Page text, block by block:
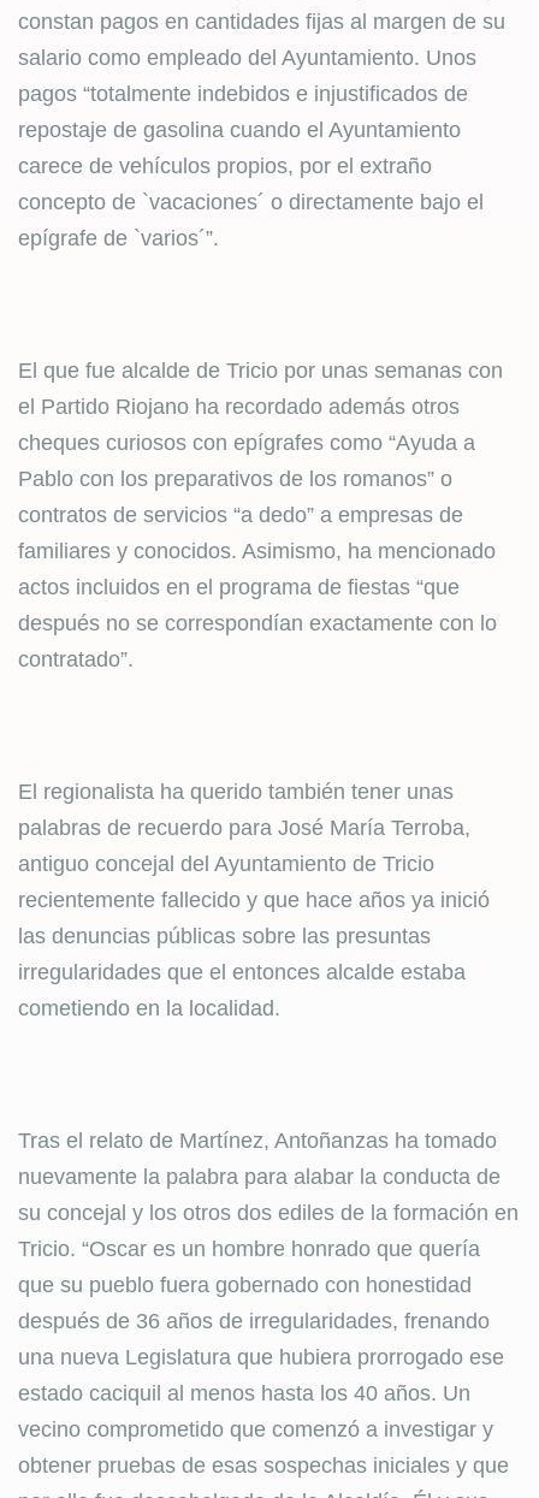
constan pagos en cantidades fijas al margen de su
salario como empleado del Ayuntamiento. Unos
pagos “totalmente indebidos e injustificados de
repostaje de gasolina cuando el Ayuntamiento
carece de vehículos propios, por el extraño
concepto de `vacaciones´ o directamente bajo el
epígrafe de `varios´”.
El que fue alcalde de Tricio por unas semanas con
el Partido Riojano ha recordado además otros
cheques curiosos con epígrafes como “Ayuda a
Pablo con los preparativos de los romanos” o
contratos de servicios “a dedo” a empresas de
familiares y conocidos. Asimismo, ha mencionado
actos incluidos en el programa de fiestas “que
después no se correspondían exactamente con lo
contratado”.
El regionalista ha querido también tener unas
palabras de recuerdo para José María Terroba,
antiguo concejal del Ayuntamiento de Tricio
recientemente fallecido y que hace años ya inició
las denuncias públicas sobre las presuntas
irregularidades que el entonces alcalde estaba
cometiendo en la localidad.
Tras el relato de Martínez, Antoñanzas ha tomado
nuevamente la palabra para alabar la conducta de
su concejal y los otros dos ediles de la formación en
Tricio. “Oscar es un hombre honrado que quería
que su pueblo fuera gobernado con honestidad
después de 36 años de irregularidades, frenando
una nueva Legislatura que hubiera prorrogado ese
estado caciquil al menos hasta los 40 años. Un
vecino comprometido que comenzó a investigar y
obtener pruebas de esas sospechas iniciales y que